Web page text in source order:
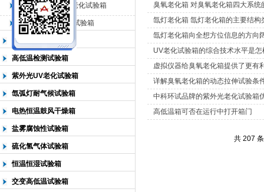
北京中科环试仪器有限公司
QL-500动态臭氧老化试验箱
QL-0*型臭氧老化试验箱
低温恒温试验箱
高低温检测试验箱
紫外光UV老化试验箱
氙弧灯耐气候试验箱
电热恒温鼓风干燥箱
盐雾腐蚀性试验箱
硫化氢气体试验箱
恒温恒湿试验箱
交变高低温试验箱
臭氧老化箱 对臭氧老化箱四大系统
氙灯老化箱 氙灯老化箱的主要结构
氙灯老化箱向全想方位信息的方向
UV老化试验箱的综合技术水平是怎
虚拟仪器给臭氧老化箱提供了更有
详解臭氧老化箱的动态拉伸试验条
中科环试品牌的紫外光老化试验箱
高低温箱可否在运行中打开箱门
共 207